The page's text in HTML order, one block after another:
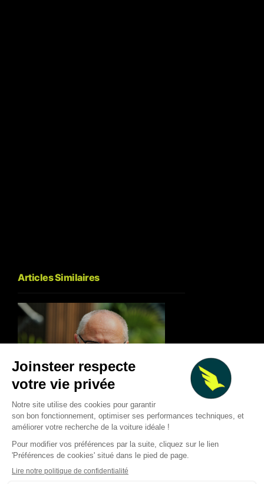
Articles Similaires
F1 : forte baisse des revenus
au T2 2026, calendrier
chamboulé et nouvelles
pistes de croissance
Deux Grands Prix
Silverstone et le
Americas lancent